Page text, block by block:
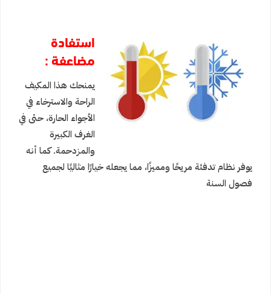
استفادة
مضاعفة :
يمنحك هذا المكيف
الراحة والاسترخاء في
الأجواء الحارة، حتى في
الغرف الكبيرة
والمزدحمة. كما أنه
يوفر نظام تدفئة مريحًا ومميزًا، مما يجعله خيارًا مثاليًا لجميع
فصول السنة